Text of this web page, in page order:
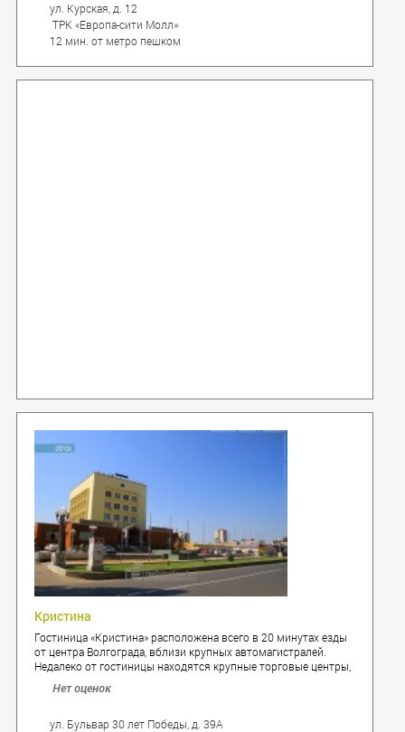
ул. Курская, д. 12
ТРК «Европа-сити Молл»
12 мин. от метро пешком
Кристина
Гостиница «Кристина» расположена всего в 20 минутах езды
от центра Волгограда, вблизи крупных автомагистралей.
Недалеко от гостиницы находятся крупные торговые центры,
города — Мамаев Курган, Академия МВД и многое другое.
Нет оценок
ул. Бульвар 30 лет Победы, д. 39А